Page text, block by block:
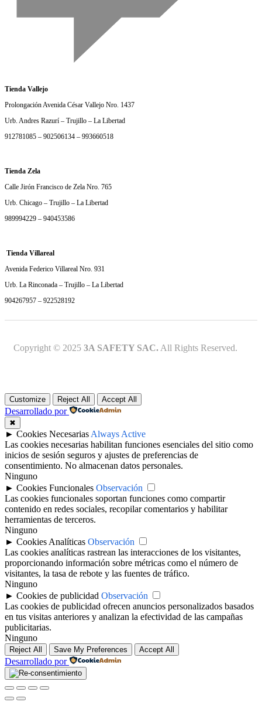
Tienda Vallejo
Prolongación Avenida César Vallejo Nro. 1437
Urb. Andres Razurí – Trujillo – La Libertad
912781085 – 902506134 – 993660518
Tienda Zela
Calle Jirón Francisco de Zela Nro. 765
Urb. Chicago – Trujillo – La Libertad
989994229 – 940453586
Tienda Villareal
Avenida Federico Villareal Nro. 931
Urb. La Rinconada – Trujillo – La Libertad
904267957 – 922528192
Copyright © 2025 3A SAFETY SAC. All Rights Reserved.
Customize Reject All Accept All
Desarrollado por
✖
► Cookies Necesarias Always Active
Las cookies necesarias habilitan funciones esenciales del sitio como
inicios de sesión seguros y ajustes de preferencias de
consentimiento. No almacenan datos personales.
Ninguno
► Cookies Funcionales Observación
Las cookies funcionales soportan funciones como compartir
contenido en redes sociales, recopilar comentarios y habilitar
herramientas de terceros.
Ninguno
► Cookies Analíticas Observación
Las cookies analíticas rastrean las interacciones de los visitantes,
proporcionando información sobre métricas como el número de
visitantes, la tasa de rebote y las fuentes de tráfico.
Ninguno
► Cookies de publicidad Observación
Las cookies de publicidad ofrecen anuncios personalizados basados
en tus visitas anteriores y analizan la efectividad de las campañas
publicitarias.
Ninguno
Reject All Save My Preferences Accept All
Desarrollado por